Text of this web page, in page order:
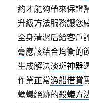
約才能夠帶來保證
升級方法服務讓您
全身清潔后給客戶
膏應該結合均衡的
生成解決淡斑神器
作業正常漁船借貸
螞蟻絕跡的殺蟻方